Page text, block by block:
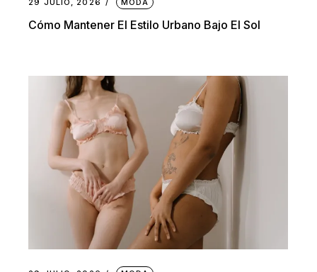
29 JULIO, 2026 MODA
Cómo Mantener El Estilo Urbano Bajo El Sol